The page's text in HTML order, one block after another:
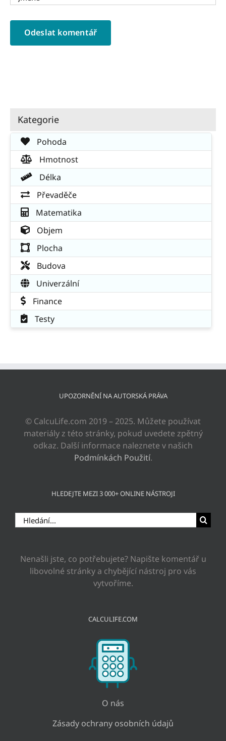
Kategorie
Pohoda
Hmotnost
Délka
Převaděče
Matematika
Objem
Plocha
Budova
Univerzální
Finance
Testy
UPOZORNĚNÍ NA AUTORSKÁ PRÁVA
© CalcuLife.com 2019 – 2025. Můžete používat
materiály z této stránky, pokud uvedete zpětný
odkaz. Další informace naleznete v našich
Podmínkách Použití.
HLEDEJTE MEZI 3 000+ ONLINE NÁSTROJI
Hledat:
Nenašli jste, co potřebujete? Napište komentář u
libovolné stránky a chybějící nástroj pro vás
vytvoříme.
CALCULIFE.COM
O nás
Zásady ochrany osobních údajů